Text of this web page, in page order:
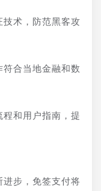
技术，防范黑客攻
符合当地金融和数
程和用户指南，提
进步，免签支付将